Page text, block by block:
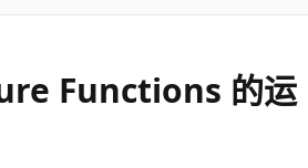
Functions 的运